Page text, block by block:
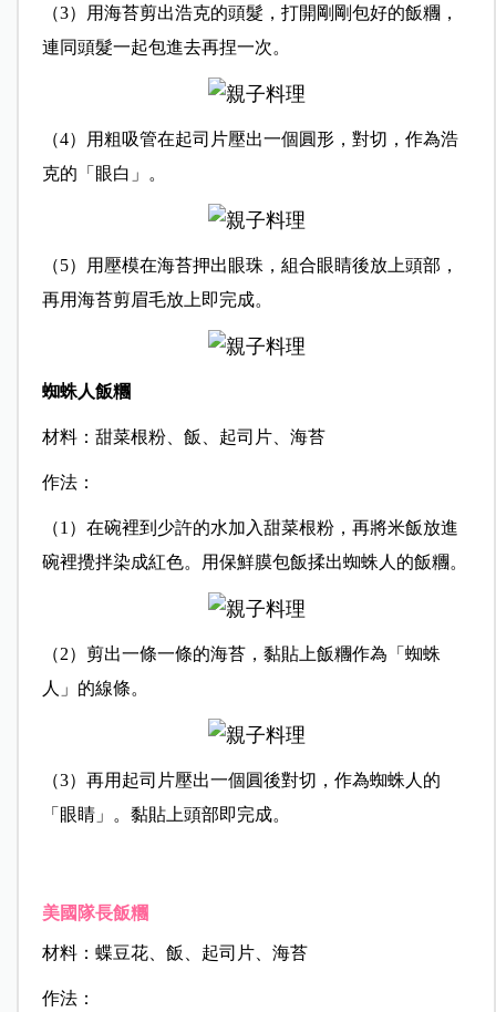
（3）用海苔剪出浩克的頭髮，打開剛剛包好的飯糰，
連同頭髮一起包進去再捏一次。
（4）用粗吸管在起司片壓出一個圓形，對切，作為浩
克的「眼白」。
（5）用壓模在海苔押出眼珠，組合眼睛後放上頭部，
再用海苔剪眉毛放上即完成。
蜘蛛人飯糰
材料：甜菜根粉、飯、起司片、海苔
作法：
（1）在碗裡到少許的水加入甜菜根粉，再將米飯放進
碗裡攪拌染成紅色。用保鮮膜包飯揉出蜘蛛人的飯糰。
（2）剪出一條一條的海苔，黏貼上飯糰作為「蜘蛛
人」的線條。
（3）再用起司片壓出一個圓後對切，作為蜘蛛人的
「眼睛」。黏貼上頭部即完成。
美國隊長飯糰
材料：蝶豆花、飯、起司片、海苔
作法：